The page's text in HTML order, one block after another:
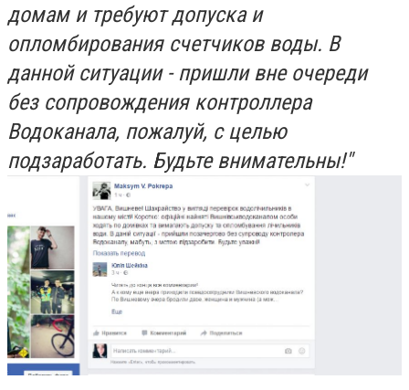
домам и требуют допуска и
опломбирования счетчиков воды. В
данной ситуации - пришли вне очереди
без сопровождения контроллера
Водоканала, пожалуй, с целью
подзаработать. Будьте внимательны!"